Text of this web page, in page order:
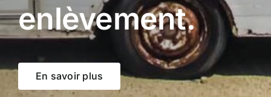
enlèvement.
En savoir plus